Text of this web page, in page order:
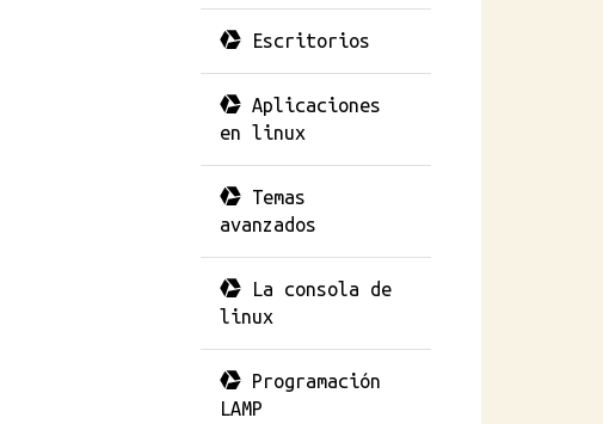
Escritorios
Aplicaciones
en linux
Temas
avanzados
La consola de
linux
Programación
LAMP